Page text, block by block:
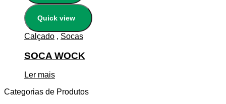
Quick view
Calçado , Socas
SOCA WOCK
Ler mais
Categorias de Produtos